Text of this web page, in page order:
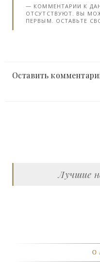
КОММЕНТАРИИ К
ОТСУТСТВУЮТ. ВЫ
ПЕРВЫМ. ОСТАВЬТЕ
Оставить
Лучшие
О